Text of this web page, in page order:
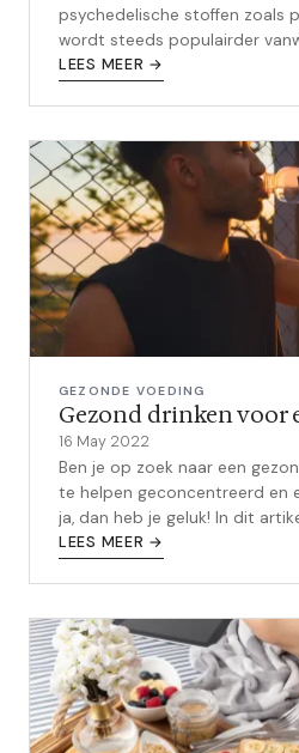
psychedelische stoffen zoals
wordt steeds populairder
voordelen voor creativiteit,
LEES MEER →
GEZONDE VOEDING
Gezond drinken voor
16 May 2022
Ben je op zoek naar een
te helpen geconcentreerd en
ja, dan heb je geluk! In dit
gezondste energiedrankje...
LEES MEER →